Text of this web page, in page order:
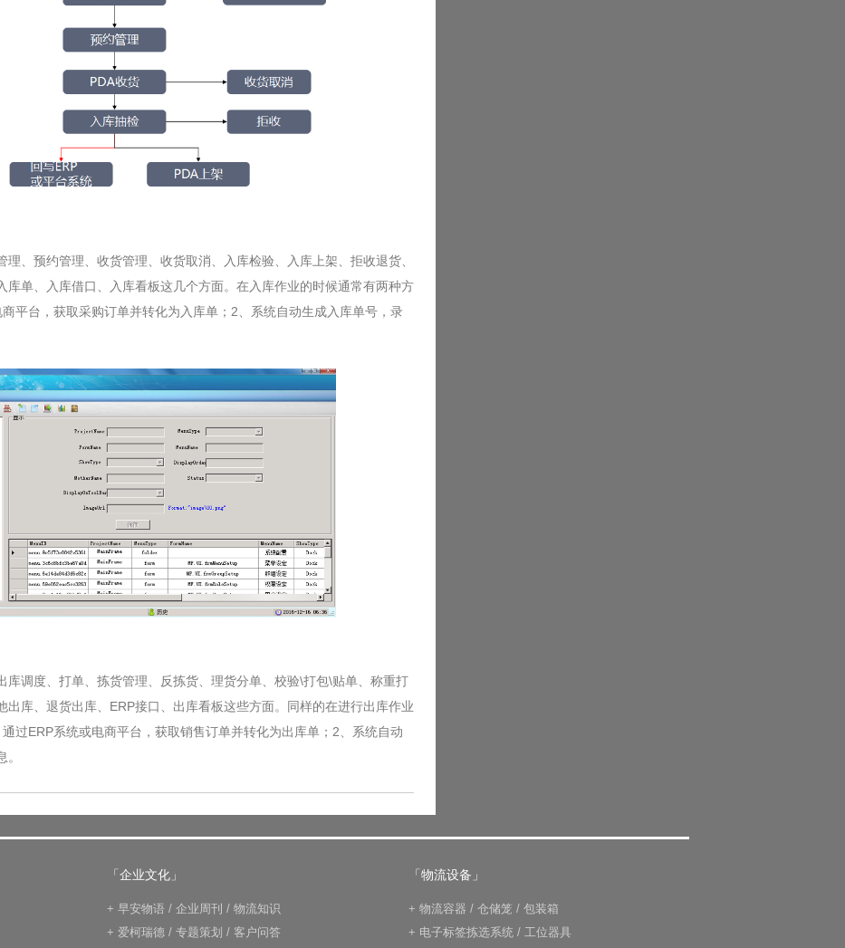
、预约管理、收货管理、收货取消、入库检验、入库上架、拒收退货、
库单、入库借口、入库看板这几个方面。在入库作业的时候通常有两种方
平台，获取采购订单并转化为入库单；2、系统自动生成入库单号，录
库调度、打单、拣货管理、反拣货、理货分单、校验\打包\贴单、称重打
出库、退货出库、ERP接口、出库看板这些方面。同样的在进行出库作业
过ERP系统或电商平台，获取销售订单并转化为出库单；2、系统自动
「企业文化」
+ 早安物语 / 企业周刊 / 物流知识
+ 爱柯瑞德 / 专题策划 / 客户问答
「物流设备」
+ 物流容器 / 仓储笼 / 包装箱
+ 电子标签拣选系统 / 工位器具